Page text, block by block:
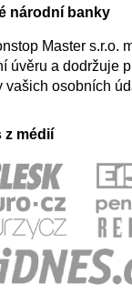
národní banky
Master s.r.o.
úvěru a dodržuje
vašich osobních
z médií